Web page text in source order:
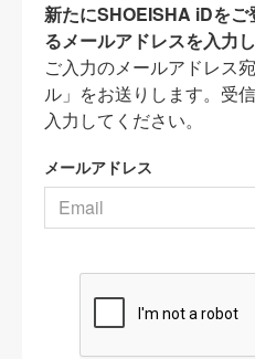
新たにSHOEISHA iDを
るメールアドレスを入力
ご入力のメールアドレス
ル」をお送りします。受
入力してください。
メールアドレス